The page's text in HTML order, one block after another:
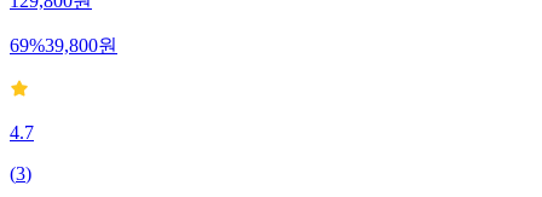
129,800원
69%39,800원
4.7
(3)